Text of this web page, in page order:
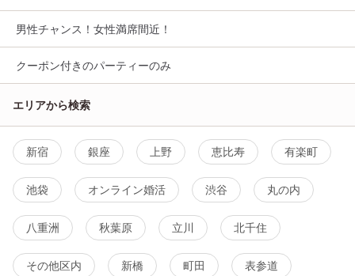
男性チャンス！女性満席間近！
クーポン付きのパーティーのみ
エリアから検索
新宿 銀座 上野 恵比寿 有楽町
池袋 オンライン婚活 渋谷 丸の内
八重洲 秋葉原 立川 北千住
その他区内 新橋 町田 表参道